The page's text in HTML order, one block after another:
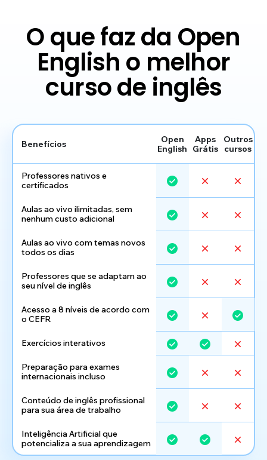
O que faz da Open
English o melhor
curso de inglês
Benefícios
Open
English
Apps
Grátis
Outros
cursos
Professores nativos e
certificados
Aulas ao vivo ilimitadas, sem
nenhum custo adicional
Aulas ao vivo com temas novos
todos os dias
Professores que se adaptam ao
seu nível de inglês
Acesso a 8 níveis de acordo com
o CEFR
Exercícios interativos
Preparação para exames
internacionais incluso
Conteúdo de inglês profissional
para sua área de trabalho
Inteligência Artificial que
potencializa a sua aprendizagem